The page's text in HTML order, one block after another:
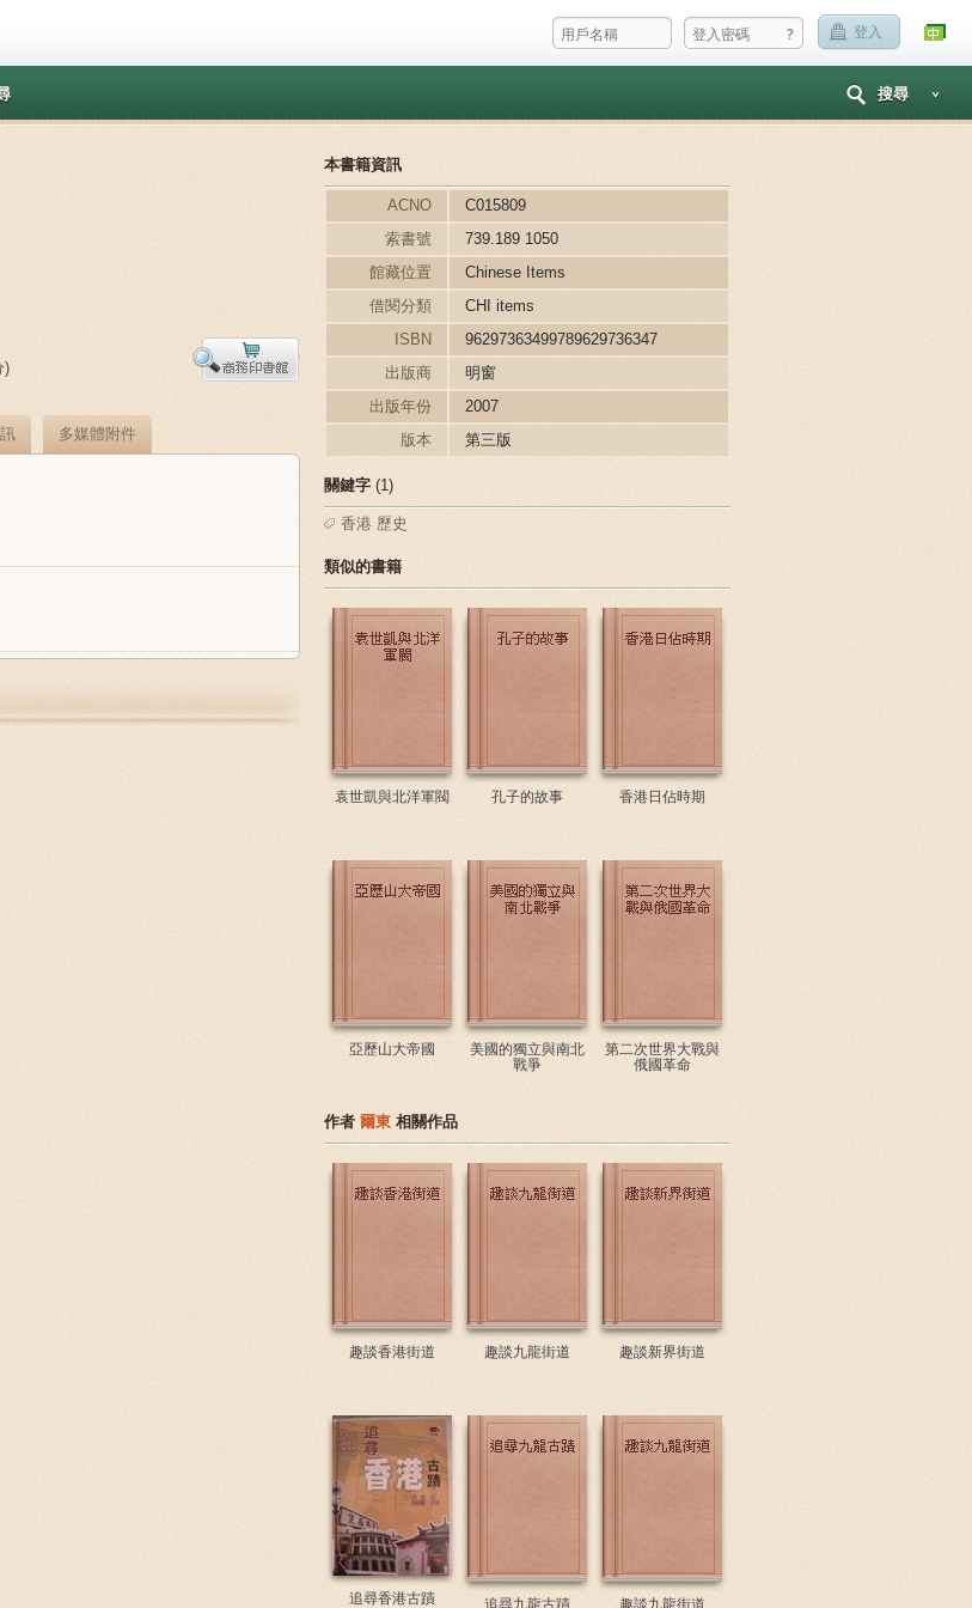
? 登入
搜尋
)
多媒體附件
本書籍資訊
ACNO
C015809
索書號
739.189 1050
館藏位置
Chinese Items
借閱分類
CHI items
ISBN
96297363499789629736347
出版商
明窗
出版年份
2007
版本
第三版
關鍵字 (1)
香港 歷史
類似的書籍
袁世凱與北洋軍閥 孔子的故事 香港日佔時期
亞歷山大帝國
美國的獨立與南北
戰爭
第二次世界大戰與
俄國革命
作者 爾東 相關作品
趣談香港街道 趣談九龍街道 趣談新界街道
追尋香港古蹟 追尋九龍古蹟 趣談九龍街道